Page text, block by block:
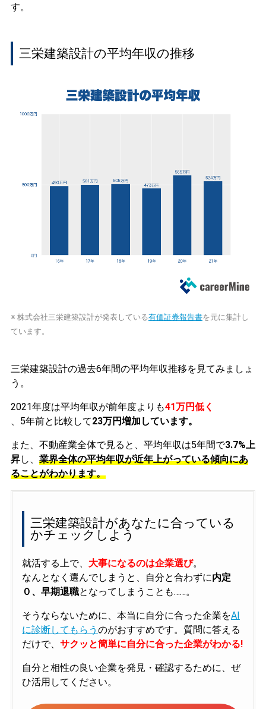
す。
三栄建築設計の平均年収の推移
※ 株式会社三栄建築設計が発表している有価証券報告書を元に集計し
ています。
三栄建築設計の過去6年間の平均年収推移を見てみましょ
う。
2021年度は平均年収が前年度よりも41万円低く
、5年前と比較して23万円増加しています。
また、不動産業全体で見ると、平均年収は5年間で3.7%上
昇し、 業界全体の平均年収が近年上がっている傾向にあ
ることがわかります。
三栄建築設計があなたに合っている
かチェックしよう
就活する上で、 大事になるのは企業選び。
なんとなく選んでしまうと、自分と合わずに内定
０、早期退職となってしまうことも……。
そうならないために、本当に自分に合った企業をAI
に診断してもらう のがおすすめです。質問に答える
だけで、 サクッと簡単に自分に合った企業がわかる!
自分と相性の良い企業を発見・確認するために、ぜ
ひ活用してください。